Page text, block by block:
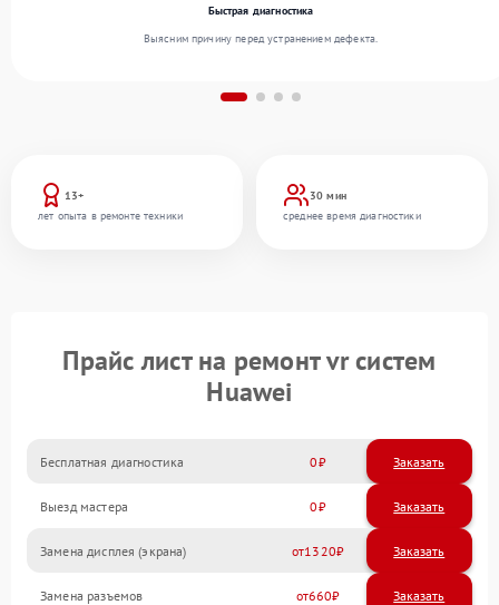
13+
лет опыта в ремонте техники
30 мин
среднее время диагностики
Быстрая диагностика
Выясним причину перед устранением дефекта.
Прайс лист на ремонт vr систем
Huawei
Бесплатная диагностика 0 Заказать
Выезд мастера 0 Заказать
Замена дисплея (экрана) 1320
Замена разъемов 660